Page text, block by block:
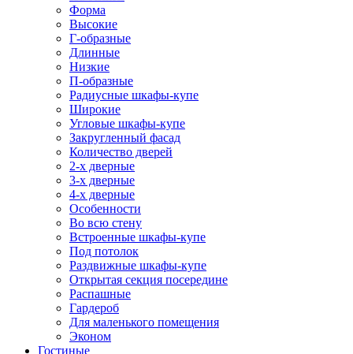
Форма
Высокие
Г-образные
Длинные
Низкие
П-образные
Радиусные шкафы-купе
Широкие
Угловые шкафы-купе
Закругленный фасад
Количество дверей
2-х дверные
3-х дверные
4-х дверные
Особенности
Во всю стену
Встроенные шкафы-купе
Под потолок
Раздвижные шкафы-купе
Открытая секция посередине
Распашные
Гардероб
Для маленького помещения
Эконом
Гостиные